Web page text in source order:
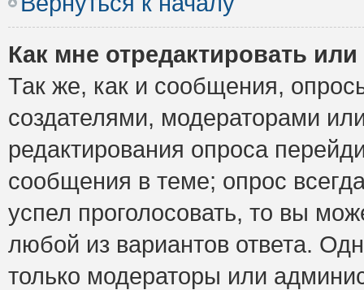
Как мне отредактировать
Так же, как и сообщения,
создателями, модераторами
редактирования опроса
сообщения в теме; опрос
успел проголосовать, то вы
любой из вариантов ответа.
только модераторы или